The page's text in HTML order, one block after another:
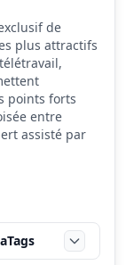
de
plus attractifs
points forts
entre
assisté par
6.0
6.3
4.4
6.7